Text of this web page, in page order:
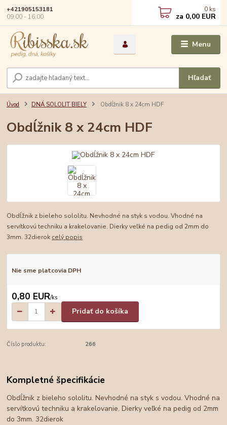
Menu
Hľadať
+421905153181
09:00 - 16:00
0 ks
za 0,00 EUR
Úvod DNÁ SOLOLIT BIELY Obdĺžnik 8 x 24cm HDF
Obdĺžnik 8 x 24cm HDF
Obdĺžnik z bieleho sololitu. Nevhodné na styk s vodou. Vhodné na
servítkovú techniku a krakelovanie. Dierky veľké na pedig od 2mm do
3mm. 32dierok celý popis
Nie sme platcovia DPH
0,80 EUR/ks
Pridať do košíka
Číslo produktu: 266
Kompletné špecifikácie
Obdĺžnik z bieleho sololitu. Nevhodné na styk s vodou. Vhodné na
servítkovú techniku a krakelovanie. Dierky veľké na pedig od 2mm
do 3mm. 32dierok